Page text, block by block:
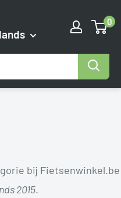
0
bij Fietsenwinkel.be
2015.